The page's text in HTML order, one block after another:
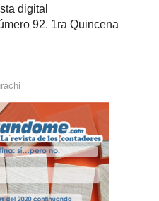
digital
92. 1ra Quincena